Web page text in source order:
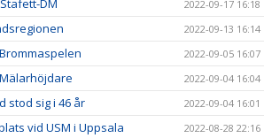
2022-09-17 16:18
2022-09-13 16:14
2022-09-05 16:07
2022-09-04 16:04
stod sig i 46 år 2022-09-04 16:01
vid USM i Uppsala 2022-08-28 22:16